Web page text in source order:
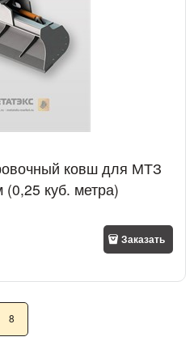
ковш для МТЗ
куб. метра)
Заказать
8